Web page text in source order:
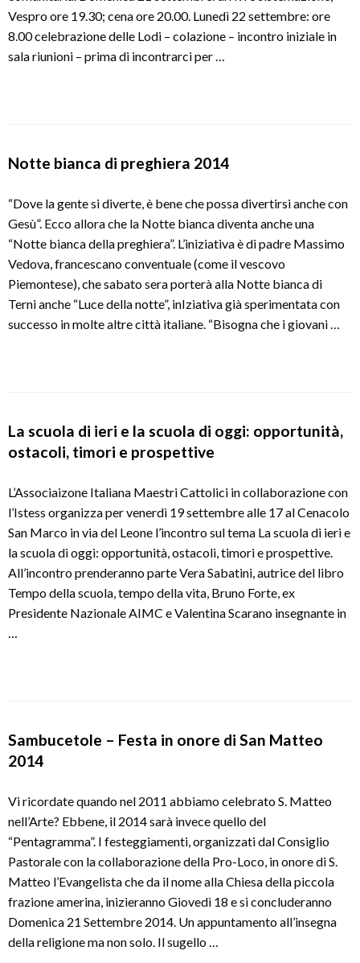
Vespro ore 19.30; cena ore 20.00. Lunedì 22 settembre: ore
8.00 celebrazione delle Lodi – colazione – incontro iniziale in
sala riunioni – prima di incontrarci per …
Notte bianca di preghiera 2014
“Dove la gente si diverte, è bene che possa divertirsi anche con
Gesù”. Ecco allora che la Notte bianca diventa anche una
“Notte bianca della preghiera”. L’iniziativa è di padre Massimo
Vedova, francescano conventuale (come il vescovo
Piemontese), che sabato sera porterà alla Notte bianca di
Terni anche “Luce della notte”, inIziativa già sperimentata con
successo in molte altre città italiane. “Bisogna che i giovani …
La scuola di ieri e la scuola di oggi: opportunità,
ostacoli, timori e prospettive
L’Associaizone Italiana Maestri Cattolici in collaborazione con
l’Istess organizza per venerdì 19 settembre alle 17 al Cenacolo
San Marco in via del Leone l’incontro sul tema La scuola di ieri e
la scuola di oggi: opportunità, ostacoli, timori e prospettive.
All’incontro prenderanno parte Vera Sabatini, autrice del libro
Tempo della scuola, tempo della vita, Bruno Forte, ex
Presidente Nazionale AIMC e Valentina Scarano insegnante in
…
Sambucetole – Festa in onore di San Matteo
2014
Vi ricordate quando nel 2011 abbiamo celebrato S. Matteo
nell’Arte? Ebbene, il 2014 sarà invece quello del
“Pentagramma”. I festeggiamenti, organizzati dal Consiglio
Pastorale con la collaborazione della Pro-Loco, in onore di S.
Matteo l’Evangelista che da il nome alla Chiesa della piccola
frazione amerina, inizieranno Giovedì 18 e si concluderanno
Domenica 21 Settembre 2014. Un appuntamento all’insegna
della religione ma non solo. Il sugello …